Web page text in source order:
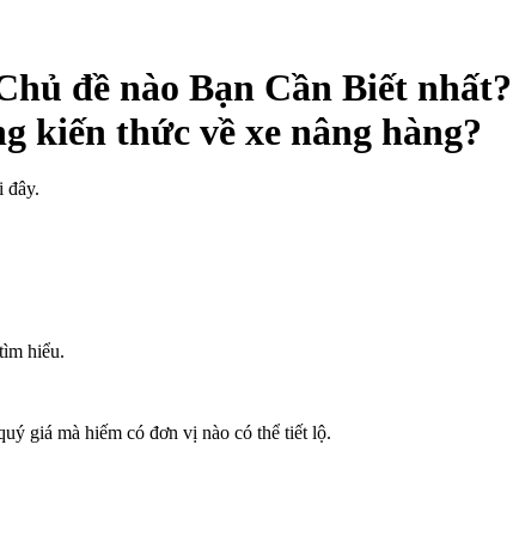
đề nào Bạn Cần Biết
kiến thức về xe nâng hàng?
đây.
hiểu.
giá mà hiếm có đơn vị nào có thể tiết lộ.